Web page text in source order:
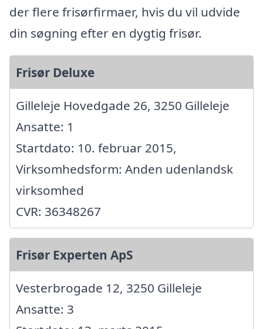
der flere frisørfirmaer, hvis du vil udvide
din søgning efter en dygtig frisør.
Frisør Deluxe
Gilleleje Hovedgade 26, 3250 Gilleleje
Ansatte: 1
Startdato: 10. februar 2015,
Virksomhedsform: Anden udenlandsk
virksomhed
CVR: 36348267
Frisør Experten ApS
Vesterbrogade 12, 3250 Gilleleje
Ansatte: 3